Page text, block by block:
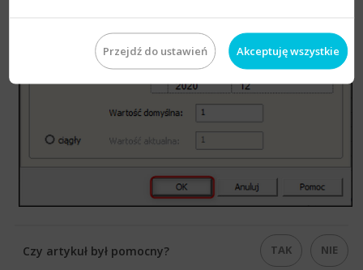
Czy artykuł był pomocny? TAK NIE
Przejdź do ustawień Akceptuję wszystkie